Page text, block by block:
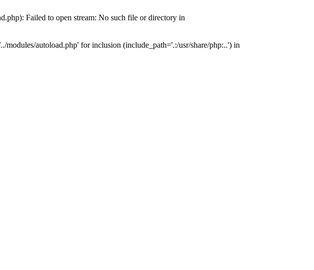
Failed to open stream: No such file or directory in
autoload.php' for inclusion (include_path='.:/usr/share/php:..') in